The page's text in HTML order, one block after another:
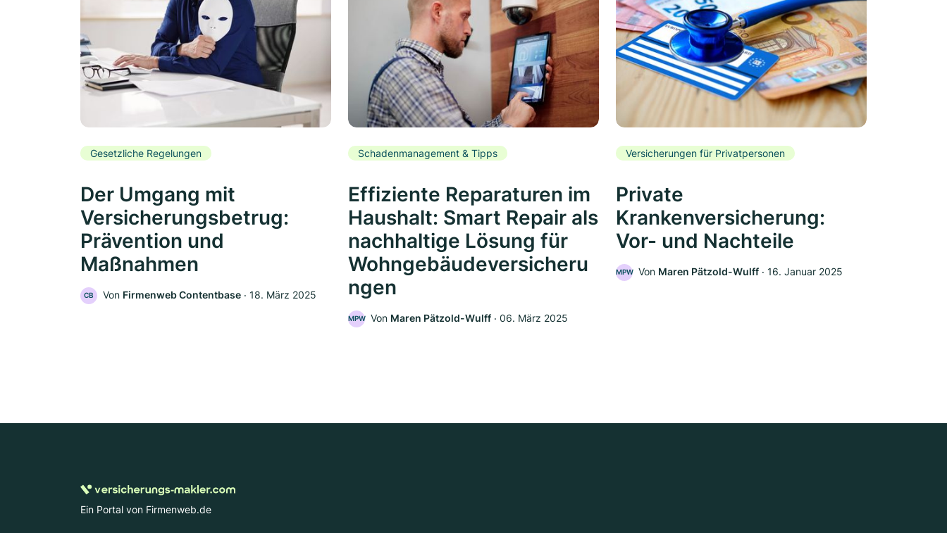
Gesetzliche Regelungen
Der Umgang mit
Versicherungsbetrug:
Prävention und
Maßnahmen
CB Von Firmenweb Contentbase ‧ 18. März 2025
Schadenmanagement & Tipps
Effiziente Reparaturen im
Haushalt: Smart Repair als
nachhaltige Lösung für
Wohngebäudeversicheru
ngen
MPW Von Maren Pätzold-Wulff ‧ 06. März 2025
Versicherungen für Privatpersonen
Private
Krankenversicherung:
Vor- und Nachteile
MPW Von Maren Pätzold-Wulff ‧ 16. Januar 2025
Ein Portal von Firmenweb.de